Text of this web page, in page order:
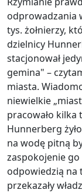
odprowadzania
tys. żołnierzy,
dzielnicy
stacjonował
gemina" –
miasta.
niewielkie
pracowało kilka
Hunnerberg
na wodę pitną
zaspokojenie
odpowiedzią na
przekazały